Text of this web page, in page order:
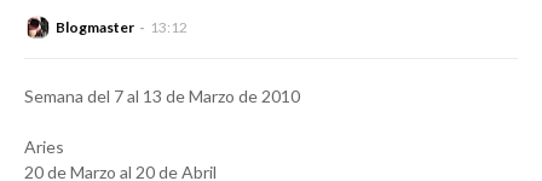
Blogmaster 13:12
Semana del 7 al 13 de Marzo de 2010
Aries
20 de Marzo al 20 de Abril